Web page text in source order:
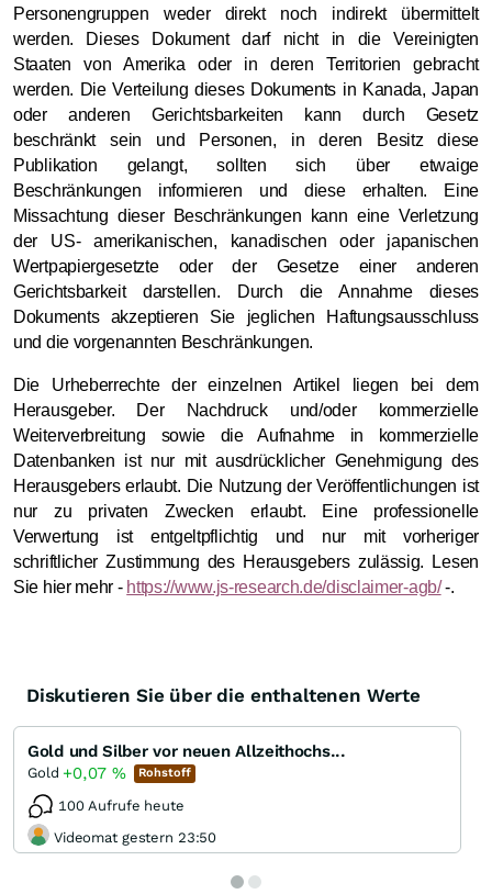
Personengruppen weder direkt noch indirekt übermittelt
werden. Dieses Dokument darf nicht in die Vereinigten
Staaten von Amerika oder in deren Territorien gebracht
werden. Die Verteilung dieses Dokuments in Kanada, Japan
oder anderen Gerichtsbarkeiten kann durch Gesetz
beschränkt sein und Personen, in deren Besitz diese
Publikation gelangt, sollten sich über etwaige
Beschränkungen informieren und diese erhalten. Eine
Missachtung dieser Beschränkungen kann eine Verletzung
der US- amerikanischen, kanadischen oder japanischen
Wertpapiergesetzte oder der Gesetze einer anderen
Gerichtsbarkeit darstellen. Durch die Annahme dieses
Dokuments akzeptieren Sie jeglichen Haftungsausschluss
und die vorgenannten Beschränkungen.
Die Urheberrechte der einzelnen Artikel liegen bei dem
Herausgeber. Der Nachdruck und/oder kommerzielle
Weiterverbreitung sowie die Aufnahme in kommerzielle
Datenbanken ist nur mit ausdrücklicher Genehmigung des
Herausgebers erlaubt. Die Nutzung der Veröffentlichungen ist
nur zu privaten Zwecken erlaubt. Eine professionelle
Verwertung ist entgeltpflichtig und nur mit vorheriger
schriftlicher Zustimmung des Herausgebers zulässig. Lesen
Sie hier mehr - https://www.js-research.de/disclaimer-agb/-.
Diskutieren Sie über die enthaltenen Werte
Gold und Silber vor neuen Allzeithochs...
Gold +0,07 % Rohstoff
100 Aufrufe heute
Videomat gestern 23:50